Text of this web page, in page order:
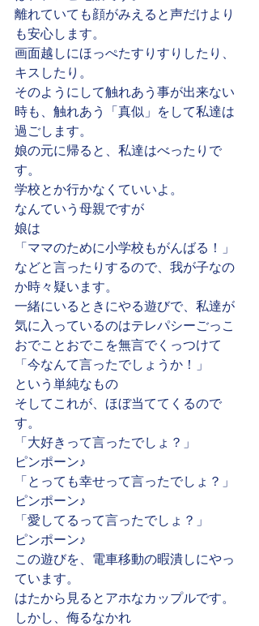
離れていても顔がみえると声だけより
も安心します。
画面越しにほっぺたすりすりしたり、
キスしたり。
そのようにして触れあう事が出来ない
時も、触れあう「真似」をして私達は
過ごします。
娘の元に帰ると、私達はべったりで
す。
学校とか行かなくていいよ。
なんていう母親ですが
娘は
「ママのために小学校もがんばる！」
などと言ったりするので、我が子なの
か時々疑います。
一緒にいるときにやる遊びで、私達が
気に入っているのはテレパシーごっこ
おでことおでこを無言でくっつけて
「今なんて言ったでしょうか！」
という単純なもの
そしてこれが、ほぼ当ててくるので
す。
「大好きって言ったでしょ？」
ピンポーン♪
「とっても幸せって言ったでしょ？」
ピンポーン♪
「愛してるって言ったでしょ？」
ピンポーン♪
この遊びを、電車移動の暇潰しにやっ
ています。
はたから見るとアホなカップルです。
しかし、侮るなかれ